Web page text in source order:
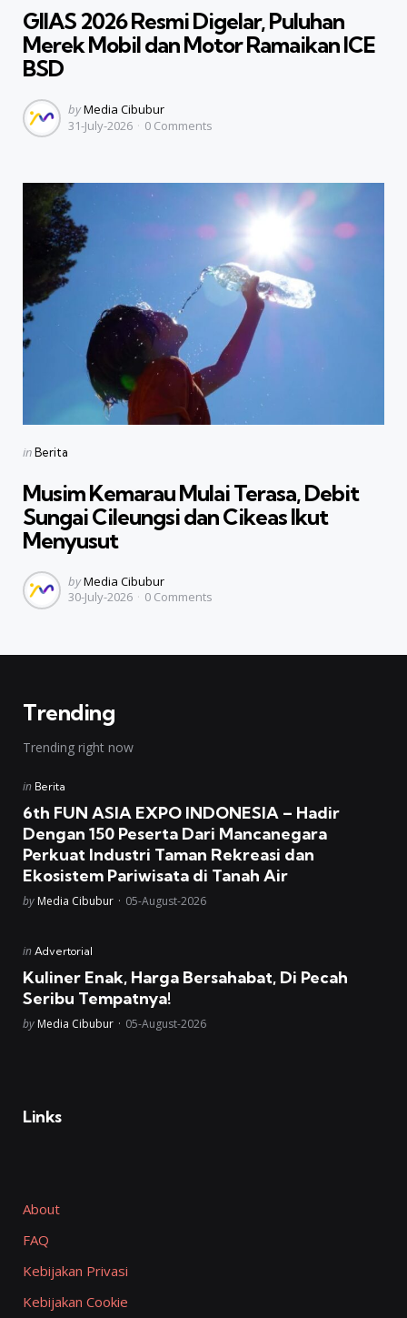
GIIAS 2026 Resmi Digelar, Puluhan
Merek Mobil dan Motor Ramaikan ICE
BSD
Posted
by
byMedia Cibubur
31-July-2026
0 Comments
Categories
Posted
inBerita
Musim Kemarau Mulai Terasa, Debit
Sungai Cileungsi dan Cikeas Ikut
Menyusut
Posted
by
byMedia Cibubur
30-July-2026
0 Comments
Trending
Trending right now
Posted
in Berita
6th FUN ASIA EXPO INDONESIA – Hadir
Dengan 150 Peserta Dari Mancanegara
Perkuat Industri Taman Rekreasi dan
Ekosistem Pariwisata di Tanah Air
Posted
by Media Cibubur 05-August-2026
Posted
in Advertorial
Kuliner Enak, Harga Bersahabat, Di Pecah
Seribu Tempatnya!
Posted
by Media Cibubur 05-August-2026
Links
About
FAQ
Kebijakan Privasi
Kebijakan Cookie